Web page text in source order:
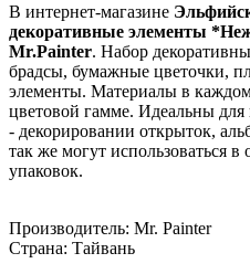
В интернет-магазине
декоративные элементы
Mr.Painter. Набор
брадсы, бумажные цветочки,
элементы. Материалы в
цветовой гамме. Идеальны для
- декорировании открыток,
так же могут использоваться
упаковок.
Производитель: Mr. Painter
Страна: Тайвань